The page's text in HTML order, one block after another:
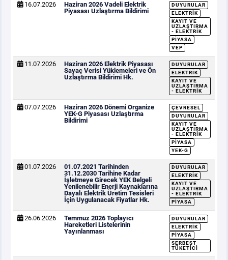
16.07.2026
Haziran 2026 Vadeli Elektrik
Piyasası Uzlaştırma Bildirimi
DUYURULAR
ELEKTRIK
KAYIT VE
UZLAŞTIRMA
- ELEKTRIK
PIYASA
VEP
11.07.2026
Haziran 2026 Elektrik Piyasası
Sayaç Verisi Yüklemeleri ve Ön
Uzlaştırma Bildirimi Hk.
DUYURULAR
ELEKTRIK
KAYIT VE
UZLAŞTIRMA
- ELEKTRIK
07.07.2026
Haziran 2026 Dönemi Organize
YEK-G Piyasası Uzlaştırma
Bildirimi
ÇEVRESEL
DUYURULAR
KAYIT VE
UZLAŞTIRMA
- ELEKTRIK
PIYASA
YEK-G
01.07.2026
01.07.2021 Tarihinden
31.12.2030 Tarihine Kadar
İşletmeye Girecek YEK Belgeli
Yenilenebilir Enerji Kaynaklarına
Dayalı Elektrik Üretim Tesisleri
İçin Uygulanacak Fiyatlar Hk.
DUYURULAR
ELEKTRIK
KAYIT VE
UZLAŞTIRMA
- ELEKTRIK
PIYASA
26.06.2026
Temmuz 2026 Toplayıcı
Hareketleri Listelerinin
Yayınlanması
DUYURULAR
ELEKTRIK
PIYASA
SERBEST
TÜKETICI